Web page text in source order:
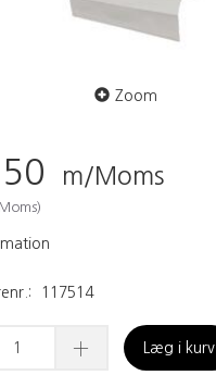
Zoom
m/Moms
)
117514
Læg i kurv